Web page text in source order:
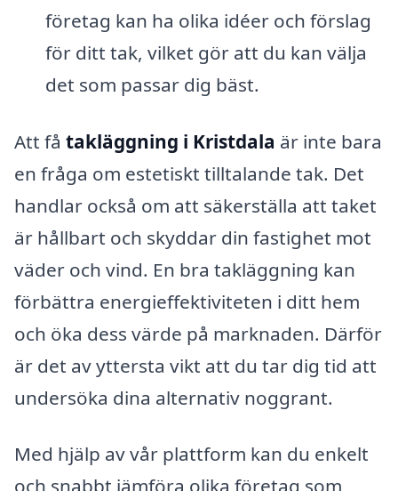
företag kan ha olika idéer och förslag
för ditt tak, vilket gör att du kan välja
det som passar dig bäst.
Att få takläggning i Kristdala är inte bara
en fråga om estetiskt tilltalande tak. Det
handlar också om att säkerställa att taket
är hållbart och skyddar din fastighet mot
väder och vind. En bra takläggning kan
förbättra energieffektiviteten i ditt hem
och öka dess värde på marknaden. Därför
är det av yttersta vikt att du tar dig tid att
undersöka dina alternativ noggrant.
Med hjälp av vår plattform kan du enkelt
och snabbt jämföra olika företag som